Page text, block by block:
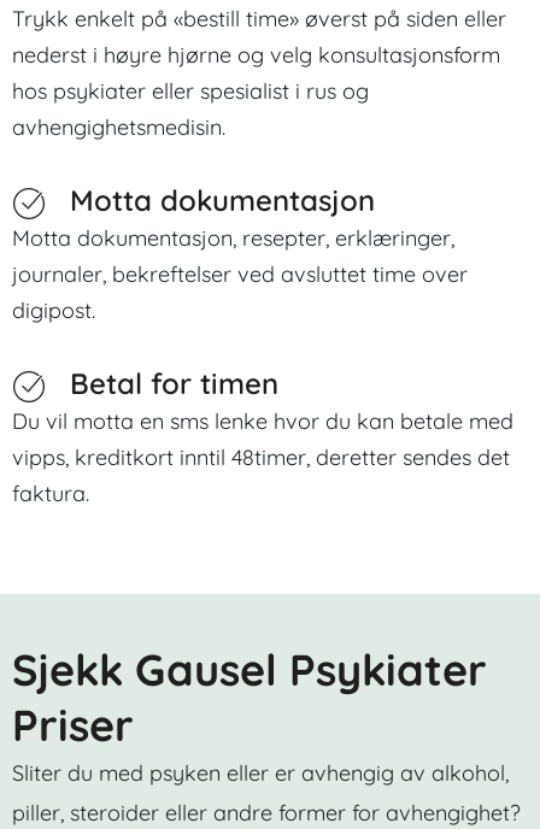
Trykk enkelt på «bestill time» øverst på siden eller
nederst i høyre hjørne og velg konsultasjonsform
hos psykiater eller spesialist i rus og
avhengighetsmedisin.
Motta dokumentasjon
Motta dokumentasjon, resepter, erklæringer,
journaler, bekreftelser ved avsluttet time over
digipost.
Betal for timen
Du vil motta en sms lenke hvor du kan betale med
vipps, kreditkort inntil 48timer, deretter sendes det
faktura.
Sjekk Gausel Psykiater
Priser
Sliter du med psyken eller er avhengig av alkohol,
piller, steroider eller andre former for avhengighet?